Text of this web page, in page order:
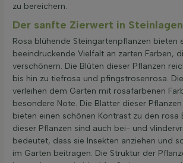
zu bereichern.
Der sanfte Zierwert in Steinlagen
Rosa blühende Steingartenpflanzen bieten
beeindruckende Vielfalt an zarten Farben,
verschönern. Die Blüten dieser Pflanzen
bis hin zu tiefrosa und pfingstrosenrosa.
verleihen dem Garten mit rosafarbenen
besondere Note. Die Blätter dieser
bieten einen schönen Kontrast zu den rosa
dieser Pflanzen sind auch bei- und
bedeutet, dass sie Insekten anziehen und
im Garten beitragen. Die Struktur der